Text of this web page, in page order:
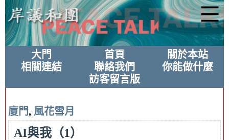
大門 首頁
關於本站
相關連結
聯絡我們
你能做什麼
訪客留言版
廈門, 風花雪月
AI與我（1）